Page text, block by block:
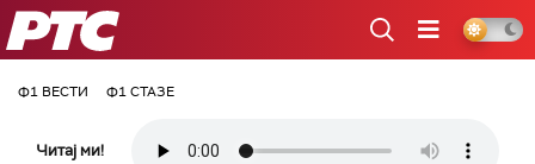
РТС
Ф1 ВЕСТИ Ф1 СТАЗЕ
Читај ми!